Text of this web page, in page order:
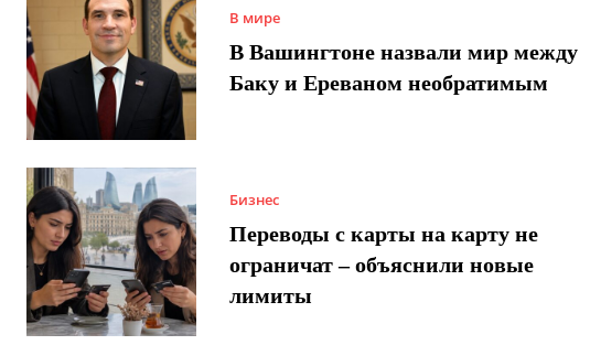
В мире
В Вашингтоне назвали мир между
Баку и Ереваном необратимым
Бизнес
Переводы с карты на карту не
ограничат – объяснили новые
лимиты